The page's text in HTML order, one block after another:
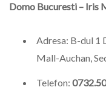
Domo Bucuresti – Iris
Adresa: B-dul 1
Mall-Auchan,
Telefon: